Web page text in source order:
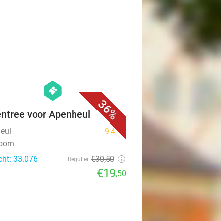
36%
hexagon
events
voor Apenheul
9.4star
33.076
Regulier €30,50
€19,50